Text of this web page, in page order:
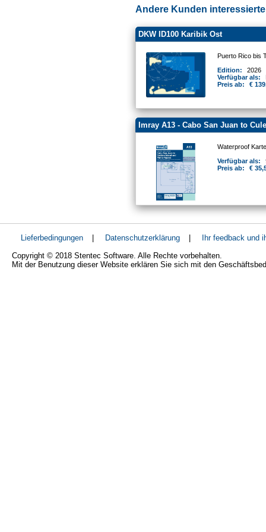
Andere Kunden
DKW ID100 Karibik Ost
Puerto Rico bis
Edition:
2026
Verfügbar als:
Preis ab:
€
Imray A13 - Cabo San Juan to
Waterproof
Verfügbar als:
Preis ab:
€
Lieferbedingungen | Datenschutzerklärung |
Ihr feedback und
Copyright © 2018 Stentec Software. Alle Rechte vorbehalten.
Mit der Benutzung dieser Website erklären Sie sich mit den